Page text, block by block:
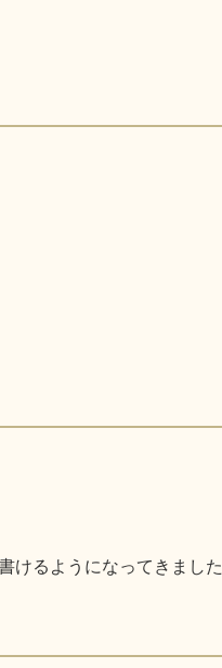
けるようになってきました